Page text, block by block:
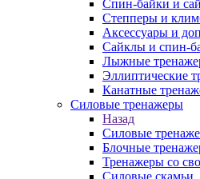
Спин-байки и
Степперы и
Аксессуары и
Сайклы и спин-
Лыжные
Эллиптические
Канатные
Силовые тренажеры
Назад
Силовые
Блочные
Тренажеры со
Силовые скамьи